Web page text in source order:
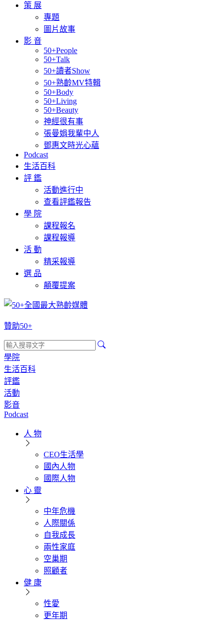
策 展
專題
圖片故事
影 音
50+People
50+Talk
50+讀者Show
50+熟齡MV特輯
50+Body
50+Living
50+Beauty
神經很有事
張曼娟我輩中人
鄧惠文時光心蘊
Podcast
生活百科
評 鑑
活動進行中
查看評鑑報告
學 院
課程報名
課程報導
活 動
精采報導
選 品
顛覆提案
贊助50+
學院
生活百科
評鑑
活動
影音
Podcast
人 物
CEO生活學
國內人物
國際人物
心 靈
中年危機
人際關係
自我成長
兩性家庭
空巢期
照顧者
健 康
性愛
更年期